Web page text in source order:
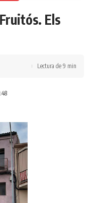
Els
Lectura de 9 min